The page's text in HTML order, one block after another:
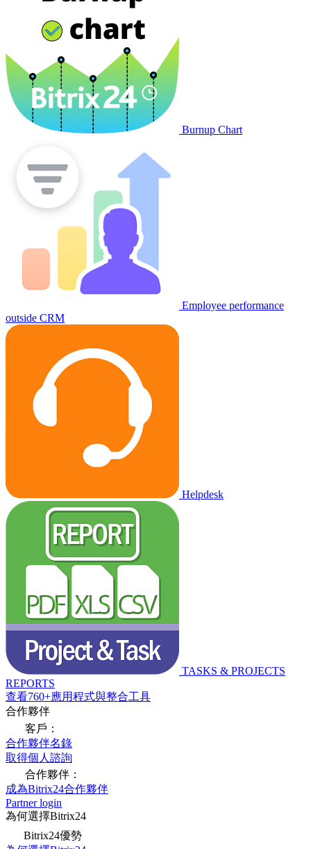
Burnup Chart
Employee performance
outside CRM
Helpdesk
TASKS & PROJECTS
REPORTS
查看760+應用程式與整合工具
合作夥伴
客戶：
合作夥伴名錄
取得個人諮詢
合作夥伴：
成為Bitrix24合作夥伴
Partner login
為何選擇Bitrix24
Bitrix24優勢